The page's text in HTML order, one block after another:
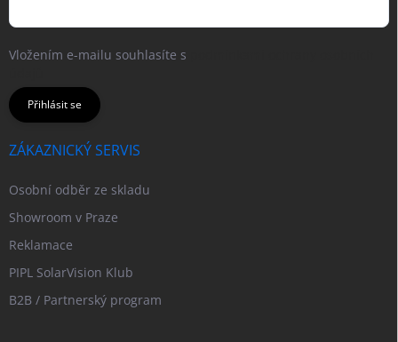
Vložením e-mailu souhlasíte s
Přihlásit se
ZÁKAZNICKÝ SERVIS
Osobní odběr ze skladu
Showroom v Praze
Reklamace
PIPL SolarVision Klub
B2B / Partnerský program